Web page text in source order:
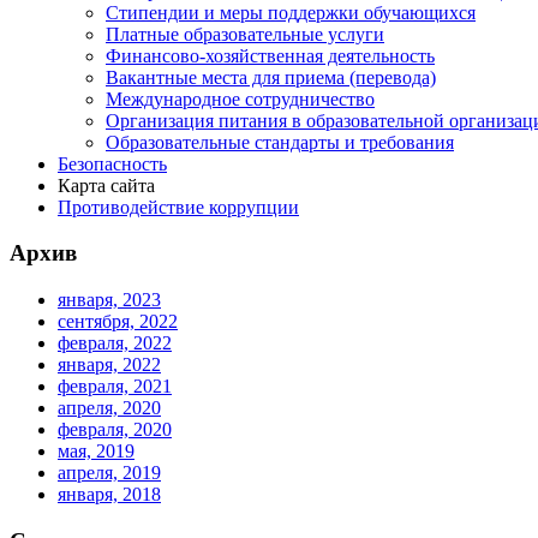
Стипендии и меры поддержки обучающихся
Платные образовательные услуги
Финансово-хозяйственная деятельность
Вакантные места для приема (перевода)
Международное сотрудничество
Организация питания в образовательной
Образовательные стандарты и требования
Безопасность
Карта сайта
Противодействие коррупции
Архив
января, 2023
сентября, 2022
февраля, 2022
января, 2022
февраля, 2021
апреля, 2020
февраля, 2020
мая, 2019
апреля, 2019
января, 2018